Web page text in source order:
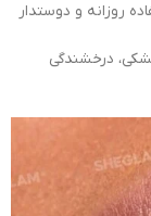
روزانه و دوستدار
درخشندگی